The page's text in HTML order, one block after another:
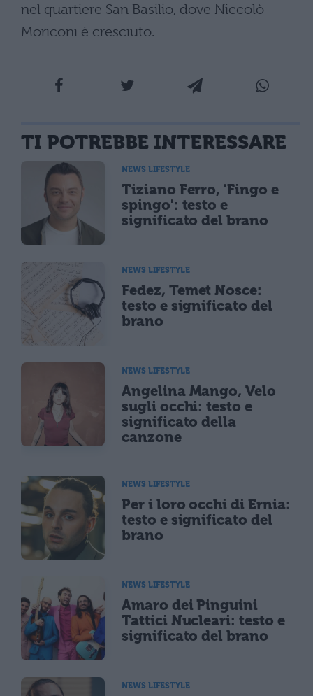
nel quartiere San Basilio, dove Niccolò
Moriconi è cresciuto.
TI POTREBBE INTERESSARE
NEWS LIFESTYLE
Tiziano Ferro, 'Fingo e
spingo': testo e
significato del brano
NEWS LIFESTYLE
Fedez, Temet Nosce:
testo e significato del
brano
NEWS LIFESTYLE
Angelina Mango, Velo
sugli occhi: testo e
significato della
canzone
NEWS LIFESTYLE
Per i loro occhi di Ernia:
testo e significato del
brano
NEWS LIFESTYLE
Amaro dei Pinguini
Tattici Nucleari: testo e
significato del brano
NEWS LIFESTYLE